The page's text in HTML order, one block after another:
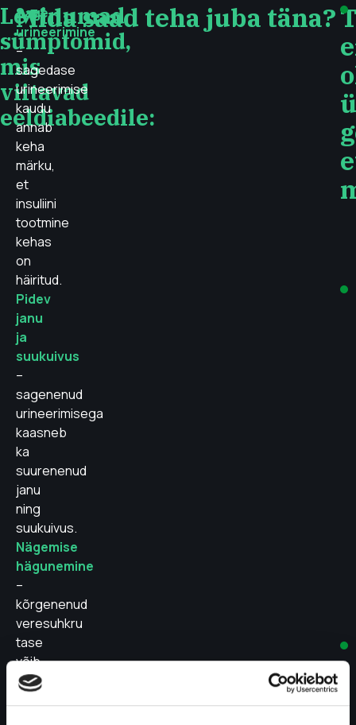
Levinumad
sümptomid,
mis
viitavad
eeldiabeedile:
Sage
urineerimine
–
sagedase
urineerimise
kaudu
annab
keha
märku,
et
insuliini
tootmine
kehas
on
häiritud.
Pidev
janu
ja
suukuivus
–
sagenenud
urineerimisega
kaasneb
ka
suurenenud
janu
ning
suukuivus.
Nägemise
hägunemine
–
kõrgenenud
veresuhkru
tase
võib
tekitada
Mida saad teha juba täna?